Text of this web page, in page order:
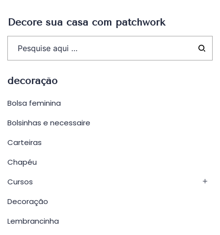
Decore sua casa com patchwork
decoração
Bolsa feminina
Bolsinhas e necessaire
Carteiras
Chapéu
Cursos
Decoração
Lembrancinha